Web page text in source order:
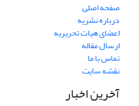
صفحه اصلی
درباره نشریه
اعضای هیات تحریریه
ارسال مقاله
تماس با ما
نقشه سایت
آخرین اخبار